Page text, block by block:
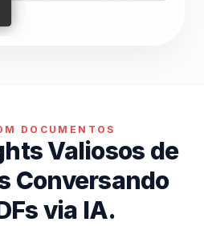
DOCUMENTOS
Valiosos de
Conversando
via IA.